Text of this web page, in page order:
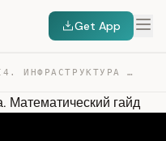
Get App
HOI4. ИНФРАСТРУКТУРА НЕ НУЖНА. МАТЕМАТИЧЕСКИЙ ГАЙД — TRANSCRIPT
Математический гайд